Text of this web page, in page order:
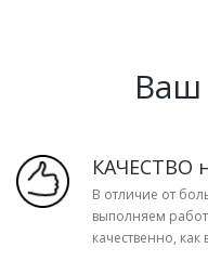
Ваш
КАЧЕСТВО
В отличие от
выполняем
качественно, как